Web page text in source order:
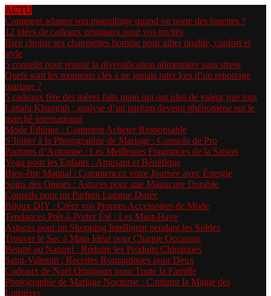
ACTU
Comment adapter son maquillage quand on porte des lunettes ?
12 idées de cadeaux originaux pour vos invités
Bien choisir ses chaussettes homme pour allier qualité, confort et
style
5 conseils pour réussir la diversification alimentaire sans stress
Quels sont les moments clés à ne jamais rater lors d’un reportage
mariage ?
5 cadeaux fête des mères faits main qui ont plus de valeur que tout
Lattafa Khamrah : analyse d’un parfum devenu phénomène sur le
marché international
Mode Éthique : Comment Acheter Responsable
S’Initier à la Photographie de Mariage : Conseils de Pro
Parfums d’Automne : Les Meilleures Fragrances de la Saison
Yoga pour les Enfants : Amusant et Bénéfique
Bien-être Matinal : Commencez votre Journée avec Énergie
Soins des Ongles : Astuces pour une Manucure Durable
Conseils pour un Parfum Longue Durée
Bijoux DIY : Créer vos Propres Accessoires de Mode
Tendances Prêt-à-Porter Été : Les Must-Have
Astuces pour un Shopping Intelligent pendant les Soldes
Trouver le Sac à Main Idéal pour Chaque Occasion
Beauté au Naturel : Réduire les Produits Chimiques
Saint-Valentin : Recettes Romantiques pour Deux
Cadeaux de Noël Originaux pour Toute la Famille
Photographie de Mariage Nocturne : Capturer la Magie des
Lumières